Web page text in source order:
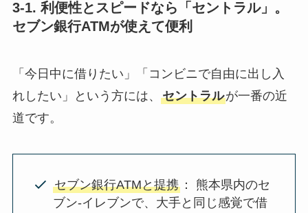
3-1. 利便性とスピードなら「セントラル」。
セブン銀行ATMが使えて便利
「今日中に借りたい」「コンビニで自由に出し入
れしたい」という方には、 セントラルが一番の近
道です。
セブン銀行ATMと提携 ： 熊本県内のセ
ブン-イレブンで、大手と同じ感覚で借